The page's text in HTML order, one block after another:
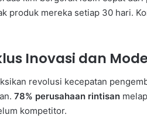
produk mereka setiap 30 hari.
Inovasi dan
revolusi kecepatan
78% perusahaan rintisan
kompetitor.